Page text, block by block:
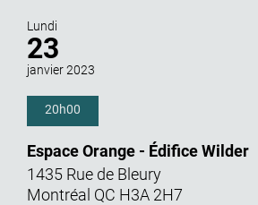
Lundi
23
janvier 2023
20h00
Espace Orange - Édifice Wilder
1435 Rue de Bleury
Montréal QC H3A 2H7